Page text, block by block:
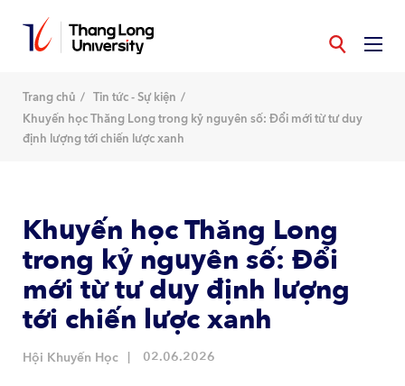
dungTrang chủ
Tin tức - Sự kiện
Khuyến học Thăng Long trong kỷ nguyên số: Đổi mới từ tư duy
định lượng tới chiến lược xanh
Khuyến học Thăng Long
trong kỷ nguyên số: Đổi
mới từ tư duy định lượng
tới chiến lược xanh
Hội Khuyến Học 02.06.2026